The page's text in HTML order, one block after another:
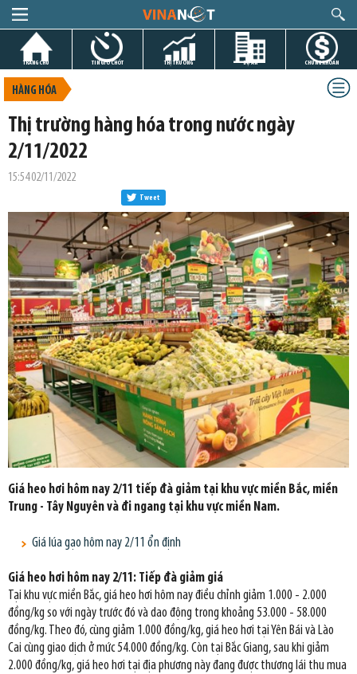
TRANG CHỦ TIN GIỜ CHÓT THỊ TRƯỜNG DỰ ÁN CHỨNG KHOÁN
HÀNG HÓA
Thị trường hàng hóa trong nước ngày
2/11/2022
15:54 02/11/2022
Tweet
Giá heo hơi hôm nay 2/11 tiếp đà giảm tại khu vực miền Bắc, miền
Trung - Tây Nguyên và đi ngang tại khu vực miền Nam.
Giá lúa gạo hôm nay 2/11 ổn định
Giá heo hơi hôm nay 2/11: Tiếp đà giảm giá
Tại khu vực miền Bắc, giá heo hơi hôm nay điều chỉnh giảm 1.000 - 2.000
đồng/kg so với ngày trước đó và dao động trong khoảng 53.000 - 58.000
đồng/kg. Theo đó, cùng giảm 1.000 đồng/kg, giá heo hơi tại Yên Bái và Lào
Cai cùng giao dịch ở mức 54.000 đồng/kg. Còn tại Bắc Giang, sau khi giảm
2.000 đồng/kg, giá heo hơi tại địa phương này đang được thương lái thu mua